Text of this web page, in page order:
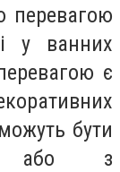
перевагою
у ванних
є
бути
або з